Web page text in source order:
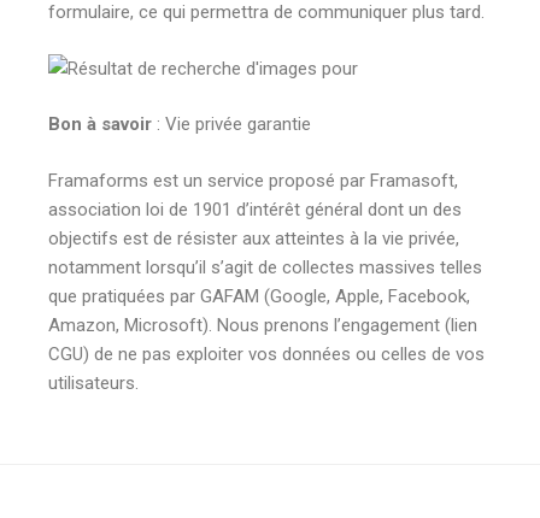
formulaire, ce qui permettra de communiquer plus tard.
Bon à savoir : Vie privée garantie
Framaforms est un service proposé par Framasoft,
association loi de 1901 d’intérêt général dont un des
objectifs est de résister aux atteintes à la vie privée,
notamment lorsqu’il s’agit de collectes massives telles
que pratiquées par GAFAM (Google, Apple, Facebook,
Amazon, Microsoft). Nous prenons l’engagement (lien
CGU) de ne pas exploiter vos données ou celles de vos
utilisateurs.